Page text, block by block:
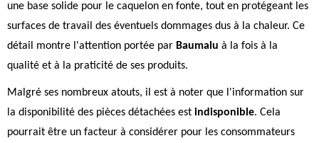
une base solide pour le caquelon en fonte, tout en protégeant les
surfaces de travail des éventuels dommages dus à la chaleur. Ce
détail montre l'attention portée par Baumalu à la fois à la
qualité et à la praticité de ses produits.
Malgré ses nombreux atouts, il est à noter que l'information sur
la disponibilité des pièces détachées est indisponible. Cela
pourrait être un facteur à considérer pour les consommateurs